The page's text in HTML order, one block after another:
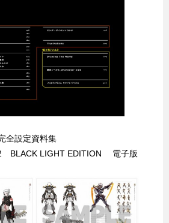
全設定資料集
BLACK LIGHT EDITION 電子版